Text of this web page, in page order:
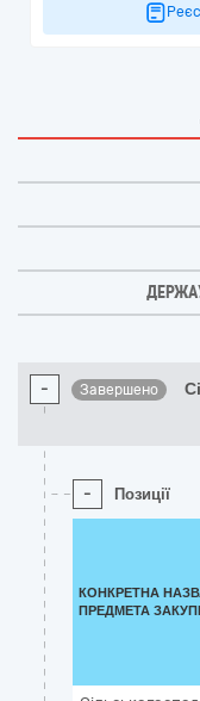
- Завершено
- Позиції
КОНКРЕТНА
ПРЕДМЕТА